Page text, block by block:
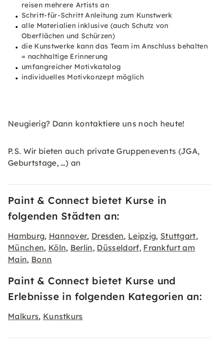
reisen mehrere Artists an
Schritt-für-Schritt Anleitung zum Kunstwerk
alle Materialien inklusive (auch Schutz von
Oberflächen und Schürzen)
die Kunstwerke kann das Team im Anschluss behalten
= nachhaltige Erinnerung
umfangreicher Motivkatalog
individuelles Motivkonzept möglich
Neugierig? Dann kontaktiere uns noch heute!
P.S. Wir bieten auch private Gruppenevents (JGA,
Geburtstage, …) an
Paint & Connect bietet Kurse in
folgenden Städten an:
Hamburg, Hannover, Dresden, Leipzig, Stuttgart,
München, Köln, Berlin, Düsseldorf, Frankfurt am
Main, Bonn
Paint & Connect bietet Kurse und
Erlebnisse in folgenden Kategorien an:
Malkurs, Kunstkurs